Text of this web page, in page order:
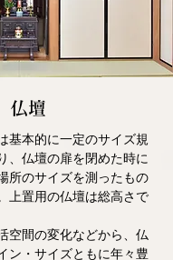
仏壇
基本的に一定のサイズ規
、仏壇の扉を閉めた時に
所のサイズを測ったもの
上置用の仏壇は総高さで
空間の変化などから、仏
ン・サイズともに年々豊